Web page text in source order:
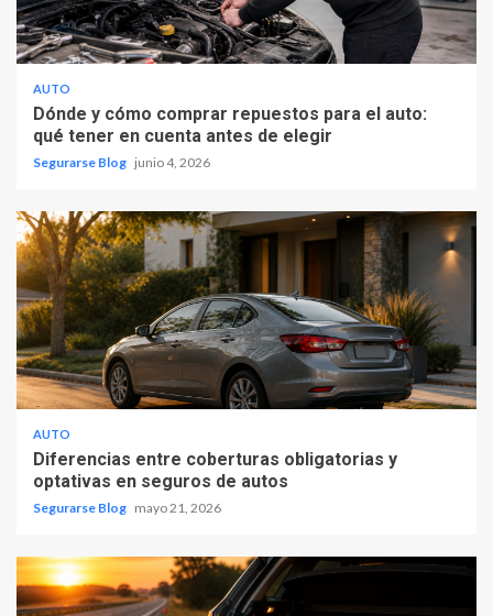
AUTO
Dónde y cómo comprar repuestos para el auto:
qué tener en cuenta antes de elegir
Segurarse Blog junio 4, 2026
AUTO
Diferencias entre coberturas obligatorias y
optativas en seguros de autos
Segurarse Blog mayo 21, 2026